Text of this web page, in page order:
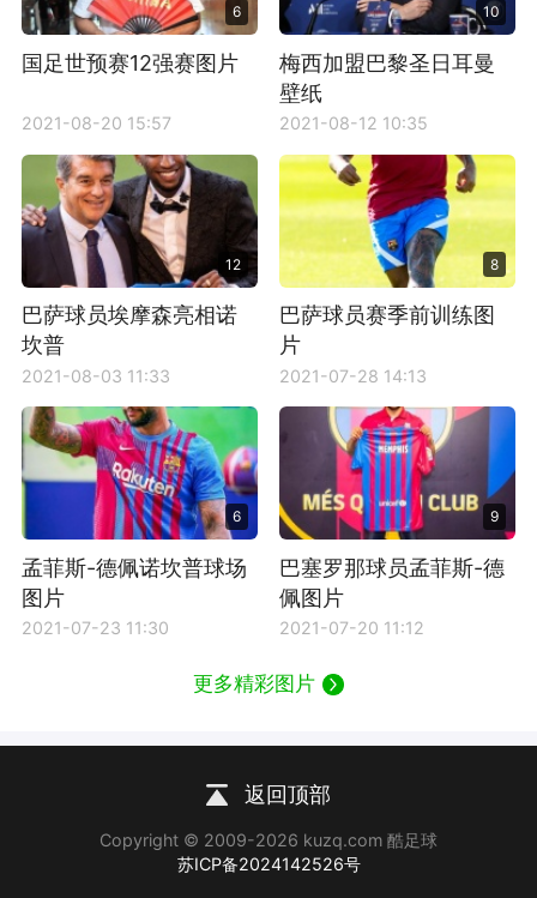
6
国足世预赛12强赛图片
2021-08-20 15:57
10
梅西加盟巴黎圣日耳曼
壁纸
2021-08-12 10:35
12
巴萨球员埃摩森亮相诺
坎普
2021-08-03 11:33
8
巴萨球员赛季前训练图
片
2021-07-28 14:13
6
孟菲斯-德佩诺坎普球场
图片
2021-07-23 11:30
9
巴塞罗那球员孟菲斯-德
佩图片
2021-07-20 11:12
更多精彩图片
返回顶部
Copyright © 2009-2026 kuzq.com 酷足球
苏ICP备2024142526号